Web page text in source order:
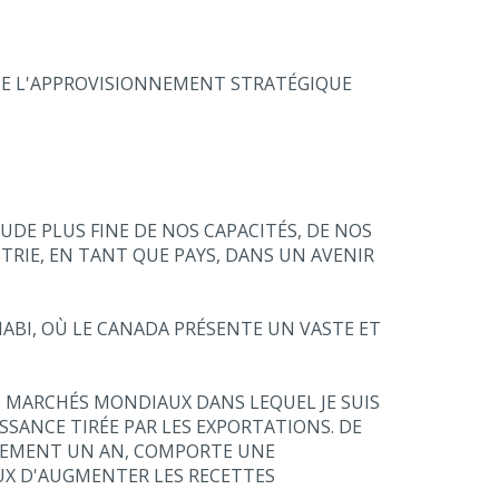
L'APPROVISIONNEMENT STRATÉGIQUE
PLUS FINE DE NOS CAPACITÉS, DE NOS
EN TANT QUE PAYS, DANS UN AVENIR
OÙ LE CANADA PRÉSENTE UN VASTE ET
MONDIAUX DANS LEQUEL JE SUIS
TIRÉE PAR LES EXPORTATIONS. DE
UN AN, COMPORTE UNE
D'AUGMENTER LES RECETTES